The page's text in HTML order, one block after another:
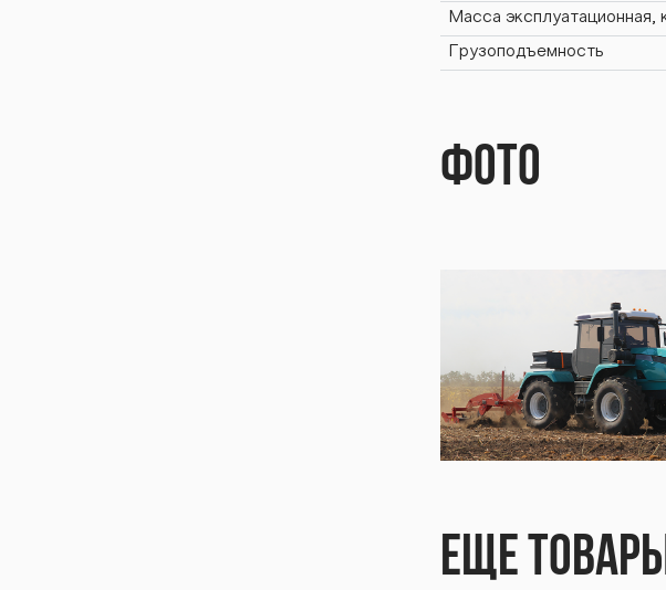
Масса эксплуатационная,
Грузоподъемность
Фото
Еще